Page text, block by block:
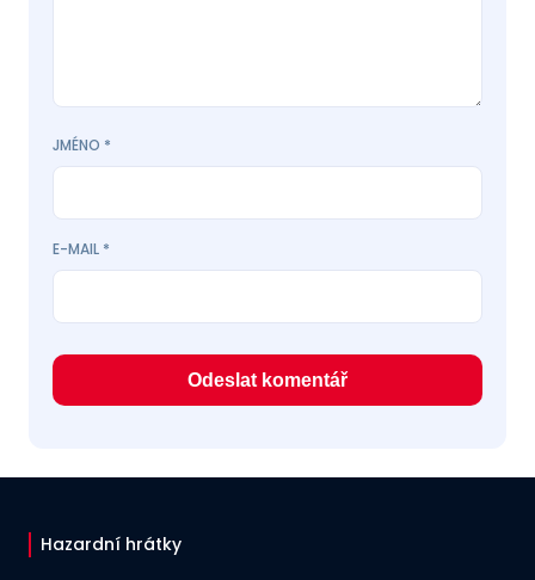
JMÉNO *
E-MAIL *
Hazardní hrátky